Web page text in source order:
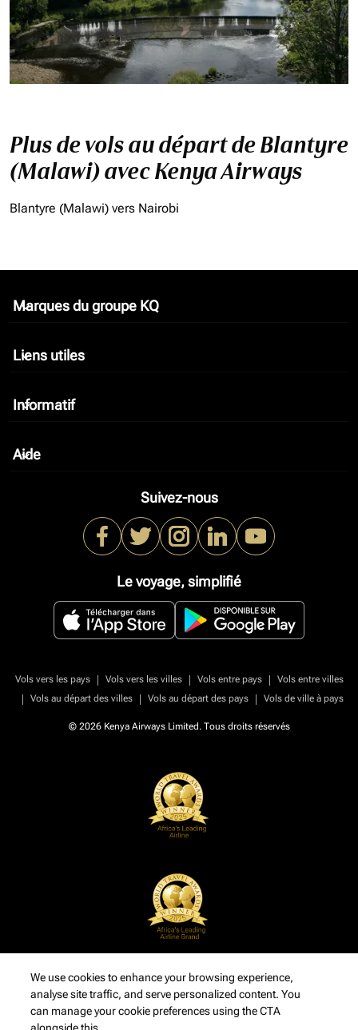
Plus de vols au départ de Blantyre
(Malawi) avec Kenya Airways
Blantyre (Malawi) vers Nairobi
Marques du groupe KQ
keyboard_arrow_down
Liens utiles
keyboard_arrow_down
Informatif
keyboard_arrow_down
Aide
keyboard_arrow_down
Suivez-nous
Le voyage, simplifié
Vols vers les pays | Vols vers les villes | Vols entre pays |
Vols entre villes
|
Vols au départ des villes | Vols au départ des pays | Vols de ville à pays
© 2026 Kenya Airways Limited. Tous droits réservés
We use cookies to enhance your browsing experience,
analyse site traffic, and serve personalized content. You
can manage your cookie preferences using the CTA